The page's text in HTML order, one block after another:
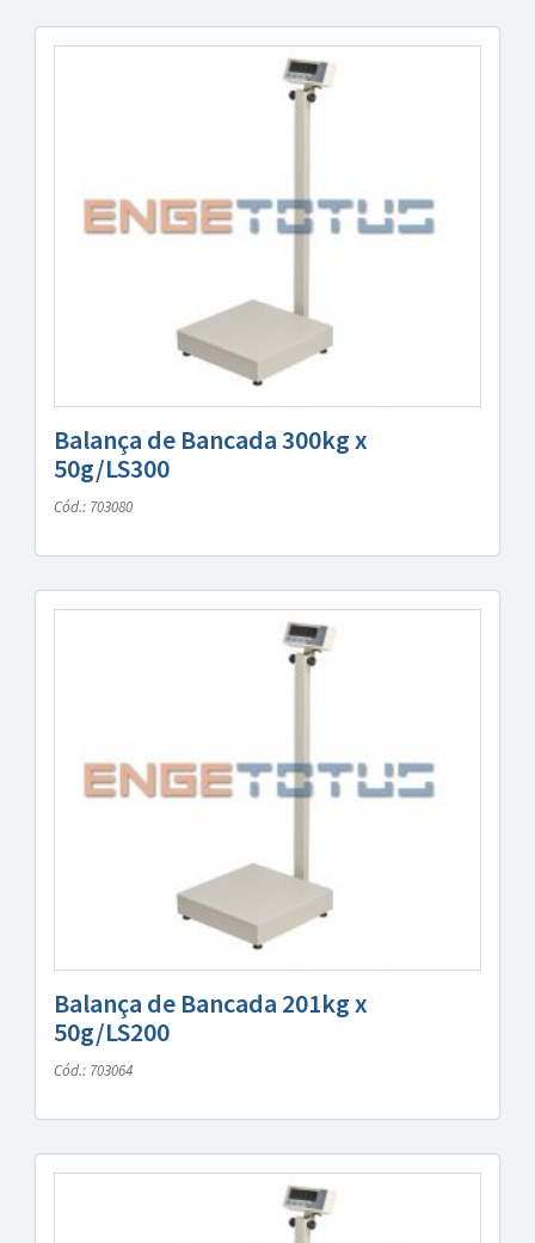
Balança de Bancada 300kg x
50g/LS300
Cód.: 703080
Balança de Bancada 201kg x
50g/LS200
Cód.: 703064